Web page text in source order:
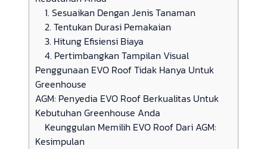
1. Sesuaikan Dengan Jenis Tanaman
2. Tentukan Durasi Pemakaian
3. Hitung Efisiensi Biaya
4. Pertimbangkan Tampilan Visual
Penggunaan EVO Roof Tidak Hanya Untuk
Greenhouse
AGM: Penyedia EVO Roof Berkualitas Untuk
Kebutuhan Greenhouse Anda
Keunggulan Memilih EVO Roof Dari AGM:
Kesimpulan